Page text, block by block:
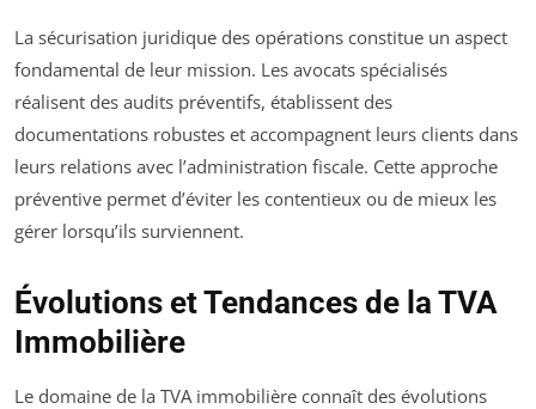
La sécurisation juridique des opérations constitue un aspect
fondamental de leur mission. Les avocats spécialisés
réalisent des audits préventifs, établissent des
documentations robustes et accompagnent leurs clients dans
leurs relations avec l’administration fiscale. Cette approche
préventive permet d’éviter les contentieux ou de mieux les
gérer lorsqu’ils surviennent.
Évolutions et Tendances de la TVA
Immobilière
Le domaine de la TVA immobilière connaît des évolutions